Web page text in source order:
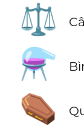
⚖️
⚗️
⚰️